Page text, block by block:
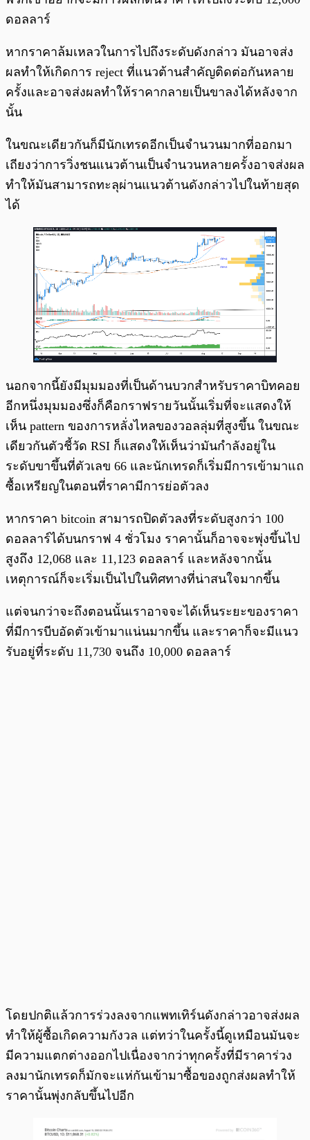
ดอลลาร์
หากราคาล้มเหลวในการไปถึงระดับดังกล่าว มันอาจส่ง
ผลทำให้เกิดการ reject ที่แนวต้านสำคัญติดต่อกันหลาย
ครั้งและอาจส่งผลทำให้ราคากลายเป็นขาลงได้หลังจาก
นั้น
ในขณะเดียวกันก็มีนักเทรดอีกเป็นจำนวนมากที่ออกมา
เถียงว่าการวิ่งชนแนวต้านเป็นจำนวนหลายครั้งอาจส่งผล
ทำให้มันสามารถทะลุผ่านแนวต้านดังกล่าวไปในท้ายสุด
ได้
นอกจากนี้ยังมีมุมมองที่เป็นด้านบวกสำหรับราคาบิทคอย
อีกหนึ่งมุมมองซึ่งก็คือกราฟรายวันนั้นเริ่มที่จะแสดงให้
เห็น pattern ของการหลั่งไหลของวอลลุ่มที่สูงขึ้น ในขณะ
เดียวกันตัวชี้วัด RSI ก็แสดงให้เห็นว่ามันกำลังอยู่ใน
ระดับขาขึ้นที่ตัวเลข 66 และนักเทรดก็เริ่มมีการเข้ามาแถ
ซื้อเหรียญในตอนที่ราคามีการย่อตัวลง
หากราคา bitcoin สามารถปิดตัวลงที่ระดับสูงกว่า 100
ดอลลาร์ได้บนกราฟ 4 ชั่วโมง ราคานั้นก็อาจจะพุ่งขึ้นไป
สูงถึง 12,068 และ 11,123 ดอลลาร์ และหลังจากนั้น
เหตุการณ์ก็จะเริ่มเป็นไปในทิศทางที่น่าสนใจมากขึ้น
แต่จนกว่าจะถึงตอนนั้นเราอาจจะได้เห็นระยะของราคา
ที่มีการบีบอัดตัวเข้ามาแน่นมากขึ้น และราคาก็จะมีแนว
รับอยู่ที่ระดับ 11,730 จนถึง 10,000 ดอลลาร์
โดยปกติแล้วการร่วงลงจากแพทเทิร์นดังกล่าวอาจส่งผล
ทำให้ผู้ซื้อเกิดความกังวล แต่ทว่าในครั้งนี้ดูเหมือนมันจะ
มีความแตกต่างออกไปเนื่องจากว่าทุกครั้งที่มีราคาร่วง
ลงมานักเทรดก็มักจะแห่กันเข้ามาซื้อของถูกส่งผลทำให้
ราคานั้นพุ่งกลับขึ้นไปอีก